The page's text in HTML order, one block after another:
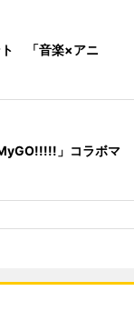
ト 「音楽×アニ
」コラボマ